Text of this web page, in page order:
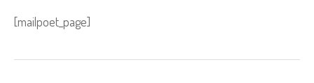
[mailpoet_page]